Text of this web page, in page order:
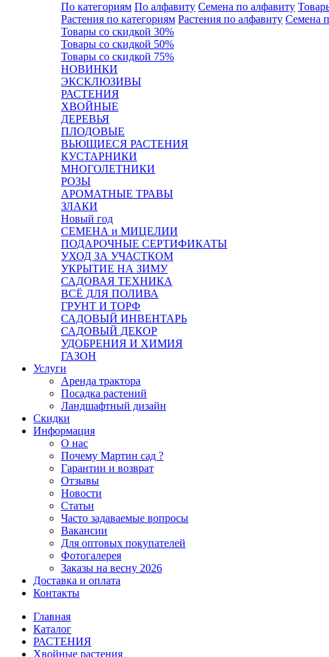
По категориям По алфавиту Семена по алфавиту
Растения по категориям Растения по алфавиту Семена
Товары со скидкой 30%
Товары со скидкой 50%
Товары со скидкой 75%
НОВИНКИ
ЭКСКЛЮЗИВЫ
РАСТЕНИЯ
ХВОЙНЫЕ
ДЕРЕВЬЯ
ПЛОДОВЫЕ
ВЬЮЩИЕСЯ РАСТЕНИЯ
КУСТАРНИКИ
МНОГОЛЕТНИКИ
РОЗЫ
АРОМАТНЫЕ ТРАВЫ
ЗЛАКИ
Новый год
СЕМЕНА и МИЦЕЛИИ
ПОДАРОЧНЫЕ СЕРТИФИКАТЫ
УХОД ЗА УЧАСТКОМ
УКРЫТИЕ НА ЗИМУ
САДОВАЯ ТЕХНИКА
ВСЁ ДЛЯ ПОЛИВА
ГРУНТ И ТОРФ
САДОВЫЙ ИНВЕНТАРЬ
САДОВЫЙ ДЕКОР
УДОБРЕНИЯ И ХИМИЯ
ГАЗОН
Услуги
Аренда трактора
Посадка растений
Ландшафтный дизайн
Скидки
Информация
О нас
Почему Мартин сад ?
Гарантии и возврат
Отзывы
Новости
Статьи
Часто задаваемые вопросы
Вакансии
Для оптовых покупателей
Фотогалерея
Заказы на весну 2026
Доставка и оплата
Контакты
Главная
Каталог
РАСТЕНИЯ
Хвойные растения